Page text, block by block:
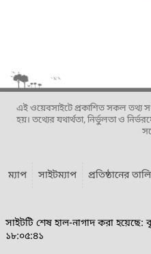
এই ওয়েবসাইটে প্রকাশিত সকল তথ্য
হয়। তথ্যের যথার্থতা, নির্ভুলতা ও
ম্যাপ সাইটম্যাপ প্রতিষ্ঠানের
সাইটটি শেষ হাল-নাগাদ করা
১৮:০৫:৪১